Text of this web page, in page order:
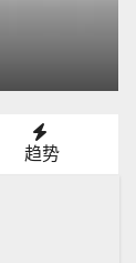
趋势